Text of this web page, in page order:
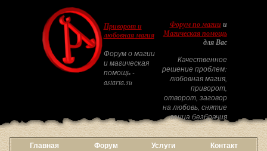
Приворот и
любовная магия
Форум о магии
и магическая
помощь -
astarta.su
Форум по магиии
Магическая помощь
для Вас
Качественное
решение проблем:
любовная магия,
приворот,
отворот, заговор
на любовь, снятие
венца безбрачия
Главная Форум Услуги Контакт